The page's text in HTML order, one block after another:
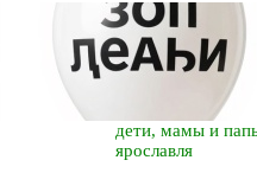
дети, мамы и
ярославля